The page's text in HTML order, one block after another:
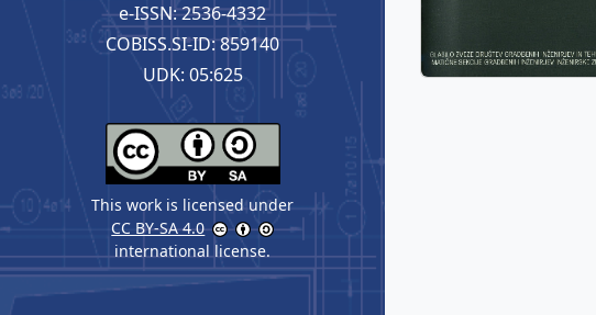
e-ISSN: 2536-4332
COBISS.SI-ID: 859140
UDK: 05:625
This work is licensed under
CC BY-SA 4.0
international license.